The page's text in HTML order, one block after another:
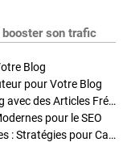
son trafic
Blog
pour Votre Blog
Stratégies de Publication : Boostez Votre Blog avec des Articles Fréquents et Exclusifs
pour le SEO
Enrichir Vos Articles avec des Contenus Riches : Stratégies pour Captiver et Optimiser